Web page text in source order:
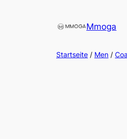
Mmoga
Startseite / Men /